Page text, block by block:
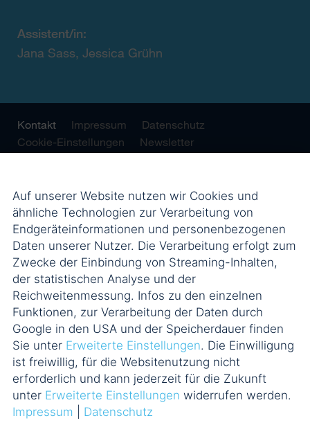
Assistent/in:
Jana Sass, Jessica Grühn
Kontakt Impressum
Datenschutz
Cookie-Einstellungen
Newsletter
Auf unserer Website nutzen wir Cookies und
ähnliche Technologien zur Verarbeitung von
Endgeräteinformationen und personenbezogenen
Daten unserer Nutzer. Die Verarbeitung erfolgt zum
Zwecke der Einbindung von Streaming-Inhalten,
der statistischen Analyse und der
Reichweitenmessung. Infos zu den einzelnen
Funktionen, zur Verarbeitung der Daten durch
Google in den USA und der Speicherdauer finden
Sie unter Erweiterte Einstellungen. Die Einwilligung
ist freiwillig, für die Websitenutzung nicht
erforderlich und kann jederzeit für die Zukunft
unter Erweiterte Einstellungen widerrufen werden.
Impressum
Datenschutz